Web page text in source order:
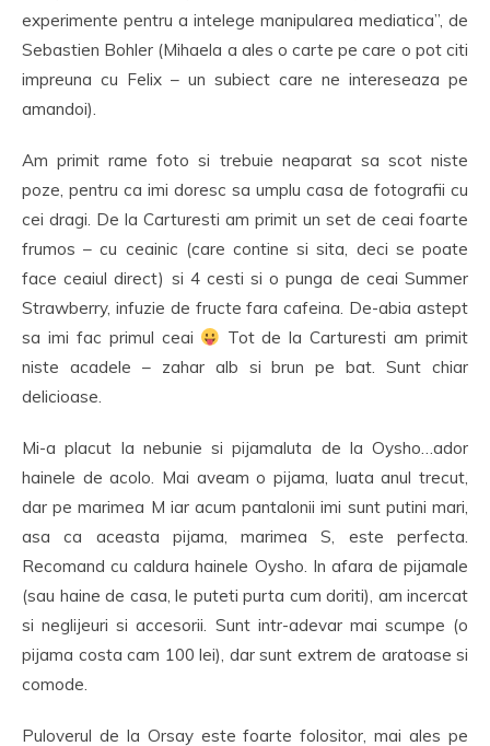
experimente pentru a intelege manipularea mediatica”, de
Sebastien Bohler (Mihaela a ales o carte pe care o pot citi
impreuna cu Felix – un subiect care ne intereseaza pe
amandoi).
Am primit rame foto si trebuie neaparat sa scot niste
poze, pentru ca imi doresc sa umplu casa de fotografii cu
cei dragi. De la Carturesti am primit un set de ceai foarte
frumos – cu ceainic (care contine si sita, deci se poate
face ceaiul direct) si 4 cesti si o punga de ceai Summer
Strawberry, infuzie de fructe fara cafeina. De-abia astept
sa imi fac primul ceai
Tot de la Carturesti am primit
niste acadele – zahar alb si brun pe bat. Sunt chiar
delicioase.
Mi-a placut la nebunie si pijamaluta de la Oysho…ador
hainele de acolo. Mai aveam o pijama, luata anul trecut,
dar pe marimea M iar acum pantalonii imi sunt putini mari,
asa ca aceasta pijama, marimea S, este perfecta.
Recomand cu caldura hainele Oysho. In afara de pijamale
(sau haine de casa, le puteti purta cum doriti), am incercat
si neglijeuri si accesorii. Sunt intr-adevar mai scumpe (o
pijama costa cam 100 lei), dar sunt extrem de aratoase si
comode.
Puloverul de la Orsay este foarte folositor, mai ales pe